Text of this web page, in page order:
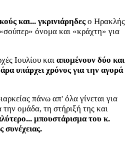
και... γκρινιάρηδεςο Ηρακλής
όνομα και «κράχτη» για
Ιουλίου και απομένουν δύο και
υπάρχει χρόνος για την αγορά
πάνω απ' όλα γίνεται για
ομάδα, τη στήριξή της και
μπουστάρισμα του κ.